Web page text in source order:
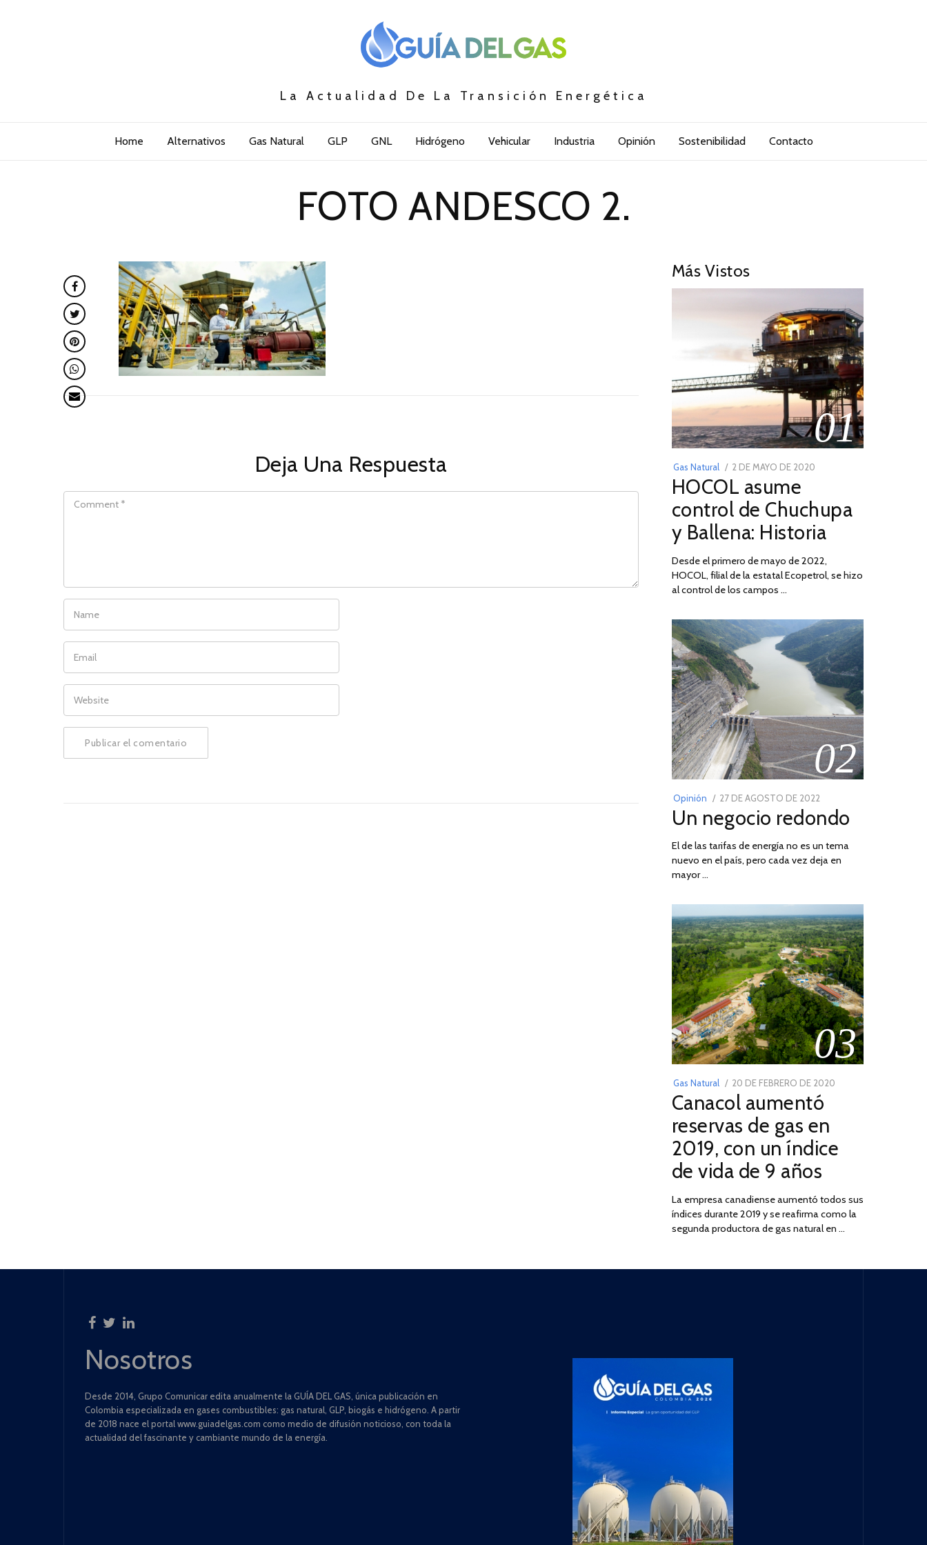
La Actualidad De La Transición Energética
Home Alternativos Gas Natural GLP GNL Hidrógeno Vehicular Industria Opinión Sostenibilidad Contacto
FOTO ANDESCO 2.
Deja Una Respuesta
Más Vistos
01
Gas Natural
POSTED
ON
2 DE MAYO DE 2020
DE
2026
HOCOL asume
control de Chuchupa
y Ballena: Historia
Desde el primero de mayo de 2022,
HOCOL, filial de la estatal Ecopetrol, se hizo
al control de los campos …
02
Opinión
POSTED
ON
27 DE AGOSTO DE 2022
DE
DE
2022
Un negocio redondo
El de las tarifas de energía no es un tema
nuevo en el país, pero cada vez deja en
mayor …
03
Gas Natural
POSTED
ON
20 DE FEBRERO DE 2020
2025
Canacol aumentó
reservas de gas en
2019, con un índice
de vida de 9 años
La empresa canadiense aumentó todos sus
índices durante 2019 y se reafirma como la
segunda productora de gas natural en …
Nosotros
Desde 2014, Grupo Comunicar edita anualmente la GUÍA DEL GAS, única publicación en
Colombia especializada en gases combustibles: gas natural, GLP, biogás e hidrógeno. A partir
de 2018 nace el portal www.guiadelgas.com como medio de difusión noticioso, con toda la
actualidad del fascinante y cambiante mundo de la energía.